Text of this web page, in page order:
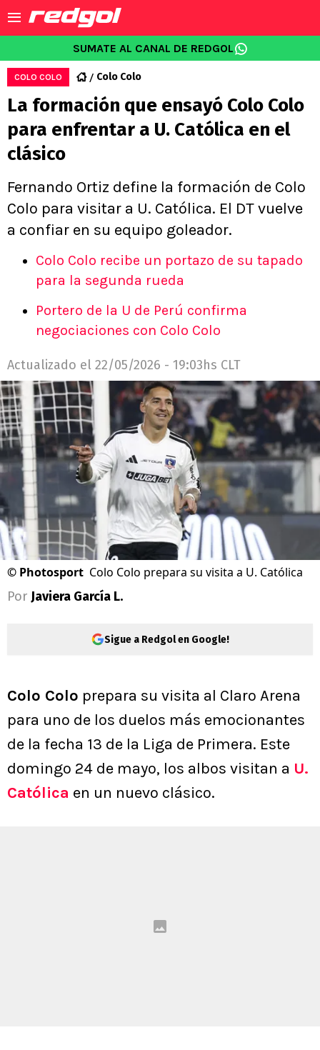
SUMATE AL CANAL DE REDGOL
COLO COLO Colo Colo
La formación que ensayó Colo Colo
para enfrentar a U. Católica en el
clásico
Fernando Ortiz define la formación de Colo
Colo para visitar a U. Católica. El DT vuelve
a confiar en su equipo goleador.
Colo Colo recibe un portazo de su tapado
para la segunda rueda
Portero de la U de Perú confirma
negociaciones con Colo Colo
Actualizado el 22/05/2026 - 19:03hs CLT
© Photosport Colo Colo prepara su visita a U. Católica
Por Javiera García L.
Sigue a Redgol en Google!
Colo Colo prepara su visita al Claro Arena
para uno de los duelos más emocionantes
de la fecha 13 de la Liga de Primera. Este
domingo 24 de mayo, los albos visitan a U.
Católica en un nuevo clásico.